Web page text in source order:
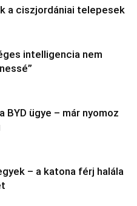
a ciszjordániai telepesek
intelligencia nem
BYD ügye – már nyomoz
– a katona férj halála